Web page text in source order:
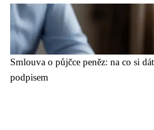
Smlouva o půjčce peněz: na co si
podpisem